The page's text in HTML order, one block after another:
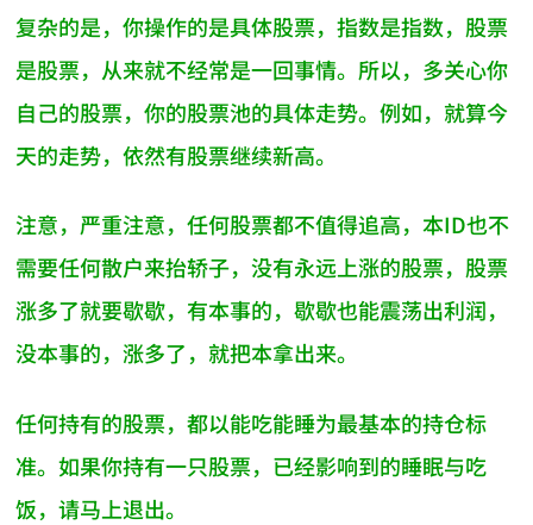
复杂的是，你操作的是具体股票，指数是指数，股票
是股票，从来就不经常是一回事情。所以，多关心你
自己的股票，你的股票池的具体走势。例如，就算今
天的走势，依然有股票继续新高。
注意，严重注意，任何股票都不值得追高，本ID也不
需要任何散户来抬轿子，没有永远上涨的股票，股票
涨多了就要歇歇，有本事的，歇歇也能震荡出利润，
没本事的，涨多了，就把本拿出来。
任何持有的股票，都以能吃能睡为最基本的持仓标
准。如果你持有一只股票，已经影响到的睡眠与吃
饭，请马上退出。